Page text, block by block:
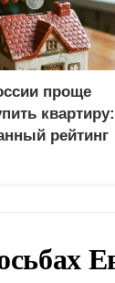
проще
квартиру:
рейтинг